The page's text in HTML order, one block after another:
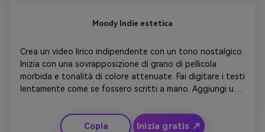
Moody Indie estetica
Crea un video lirico indipendente con un tono nostalgico.
Inizia con una sovrapposizione di grano di pellicola
morbida e tonalità di colore attenuate. Fai digitare i testi
lentamente come se fossero scritti a mano. Aggiungi una
foresta o un tramonto. Sottolinea l'emozione attraverso
scatti persistenti e tipografia fade-in. Abbinare il ritmo a
Copia Inizia gratis ↗